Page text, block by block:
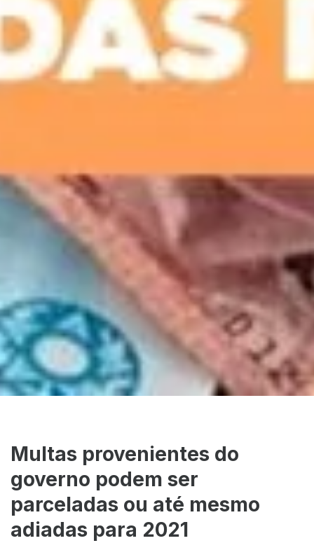
Multas provenientes do
governo podem ser
parceladas ou até mesmo
adiadas para 2021